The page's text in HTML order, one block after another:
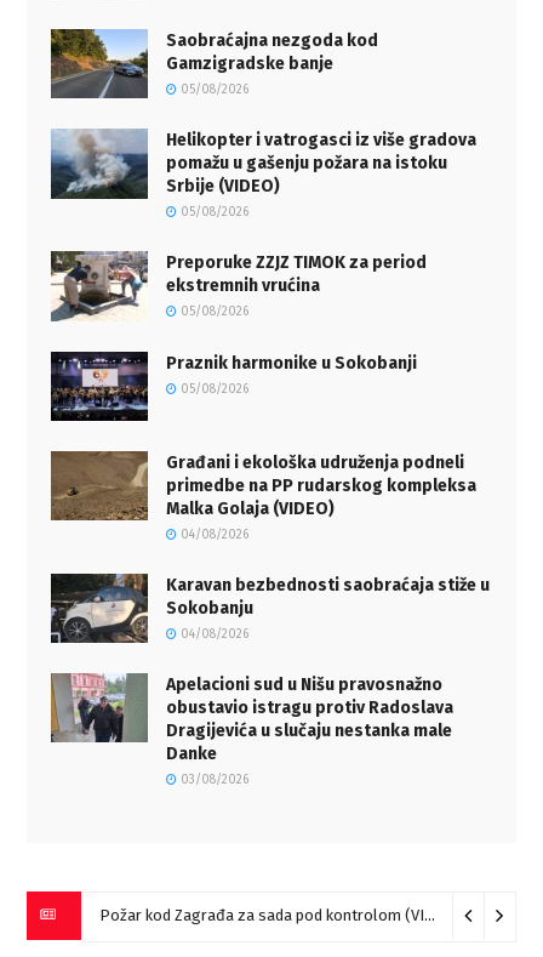
Saobraćajna nezgoda kod
Gamzigradske banje
05/08/2026
Helikopter i vatrogasci iz više gradova
pomažu u gašenju požara na istoku
Srbije (VIDEO)
05/08/2026
Preporuke ZZJZ TIMOK za period
ekstremnih vrućina
05/08/2026
Praznik harmonike u Sokobanji
05/08/2026
Građani i ekološka udruženja podneli
primedbe na PP rudarskog kompleksa
Malka Golaja (VIDEO)
04/08/2026
Karavan bezbednosti saobraćaja stiže u
Sokobanju
04/08/2026
Apelacioni sud u Nišu pravosnažno
obustavio istragu protiv Radoslava
Dragijevića u slučaju nestanka male
Danke
03/08/2026
Požar kod Zagrađa za sada pod kontrolom (VIDEO) 05/08/